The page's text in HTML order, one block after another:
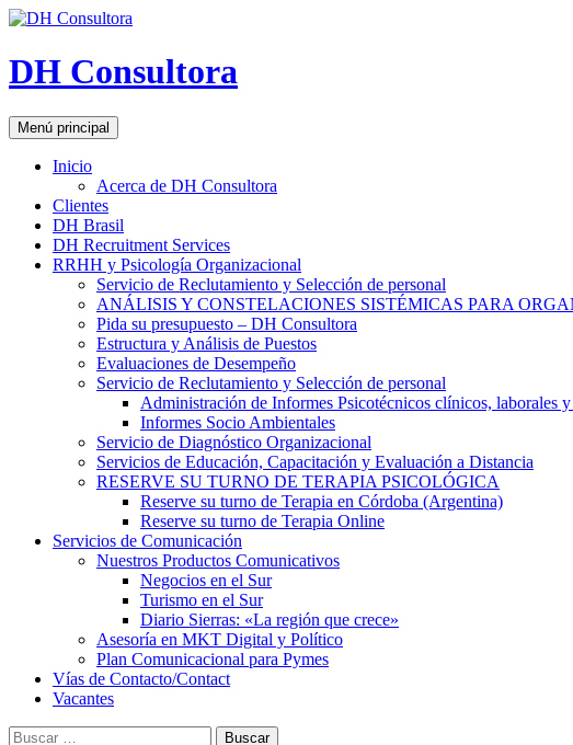
DH Consultora
Buscar
Menú principal
Saltar
al
Inicio
Acerca de DH Consultora
Clientes
DH Brasil
DH Recruitment Services
RRHH y Psicología Organizacional
Servicio de Reclutamiento y Selección de personal
ANÁLISIS Y CONSTELACIONES SISTÉMICAS PARA
Pida su presupuesto – DH Consultora
Estructura y Análisis de Puestos
Evaluaciones de Desempeño
Servicio de Reclutamiento y Selección de personal
Administración de Informes Psicotécnicos clínicos, laborales
Informes Socio Ambientales
Servicio de Diagnóstico Organizacional
Servicios de Educación, Capacitación y Evaluación a Distancia
RESERVE SU TURNO DE TERAPIA PSICOLÓGICA
Reserve su turno de Terapia en Córdoba (Argentina)
Reserve su turno de Terapia Online
Servicios de Comunicación
Nuestros Productos Comunicativos
Negocios en el Sur
Turismo en el Sur
Diario Sierras: «La región que crece»
Asesoría en MKT Digital y Político
Plan Comunicacional para Pymes
Vías de Contacto/Contact
Vacantes
Buscar: